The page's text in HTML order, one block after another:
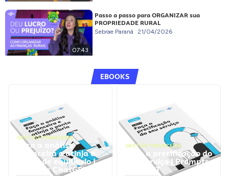
07:43
Passo a passo para ORGANIZAR sua
PROPRIEDADE RURAL
Sebrae Paraná 21/04/2026
EBOOKS
GESTÃO FINANCEIRA
Faça a análise
financeira e atinja o
ponto de equilíbrio |
Prompts ChatGPT
GESTÃO FINANCEIRA
Faça a precificação do
seu serviço | Prompts
ChatGPT